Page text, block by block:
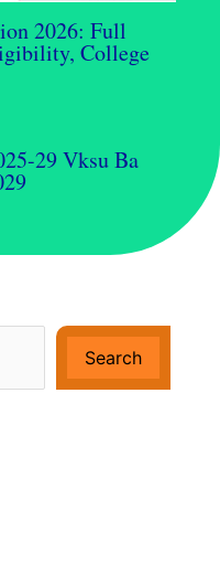
2026: Full
College
29 Vksu Ba
Search